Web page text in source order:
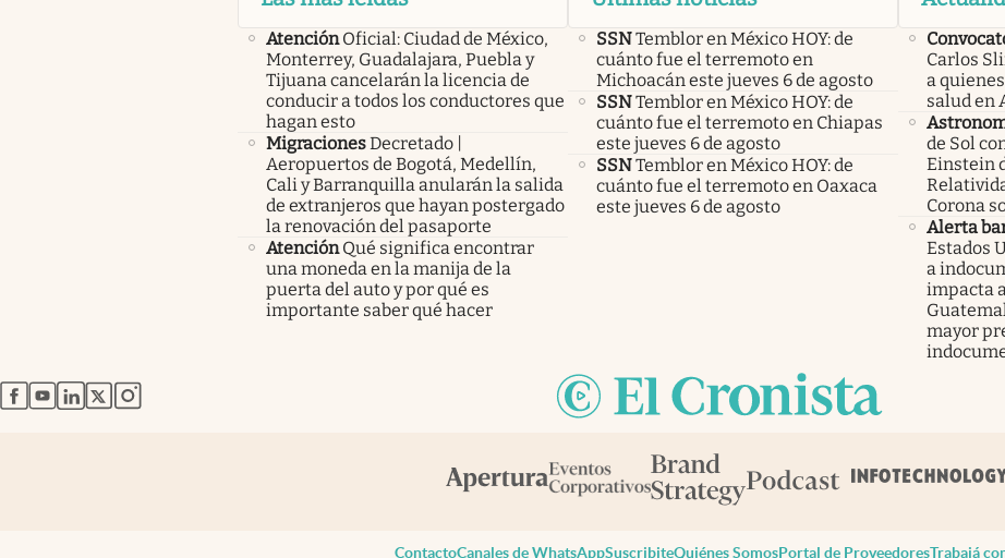
Atención Oficial: Ciudad de México,
Monterrey, Guadalajara, Puebla y
Tijuana cancelarán la licencia de
conducir a todos los conductores que
hagan esto
MigracionesDecretado |
Aeropuertos de Bogotá, Medellín,
Cali y Barranquilla anularán la salida
de extranjeros que hayan postergado
la renovación del pasaporte
Atención Qué significa encontrar
una moneda en la manija de la
puerta del auto y por qué es
importante saber qué hacer
SSNTemblor en México HOY: de
cuánto fue el terremoto en
Michoacán este jueves 6 de agosto
SSNTemblor en México HOY: de
cuánto fue el terremoto en Chiapas
este jueves 6 de agosto
SSNTemblor en México HOY: de
cuánto fue el terremoto en Oaxaca
este jueves 6 de agosto
Carlos
a
salud en
de Sol
Einstein
Corona
Alerta
Estados
a
impacta
mayor
abre en nueva pestaña
abre en nueva pestaña
abre en nueva pestaña
abre en nueva pestaña
abre en nueva pestaña
ContactoCanales de WhatsAppSuscribiteQuiénes SomosPortal de ProveedoresTrabajá